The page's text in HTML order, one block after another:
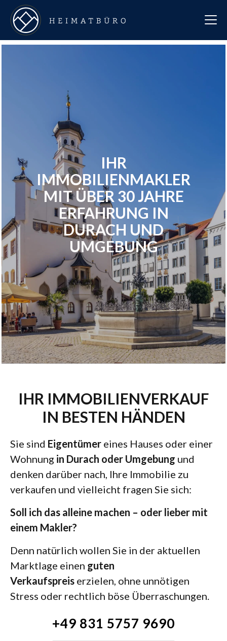
IHR
IMMOBILIENMAKLER
MIT ÜBER 30 JAHRE
ERFAHRUNG IN
DURACH UND
UMGEBUNG
IHR IMMOBILIENVERKAUF
IN BESTEN HÄNDEN
Sie sind Eigentümer eines Hauses oder einer
Wohnung in Durach oder Umgebung und
denken darüber nach, Ihre Immobilie zu
verkaufen und vielleicht fragen Sie sich:
Soll ich das alleine machen – oder lieber mit
einem Makler?
Denn natürlich wollen Sie in der aktuellen
Marktlage einen guten
Verkaufspreis erzielen, ohne unnötigen
Stress oder rechtlich böse Überraschungen.
+49 831 5757 9690